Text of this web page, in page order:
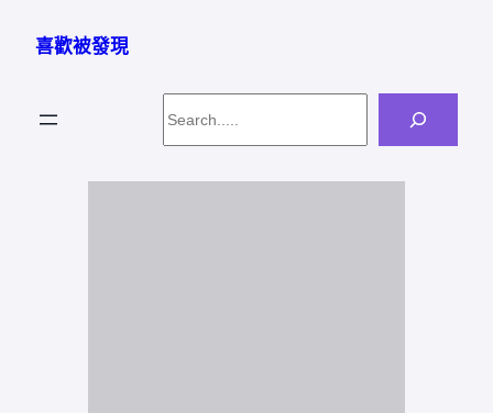
喜歡被發現